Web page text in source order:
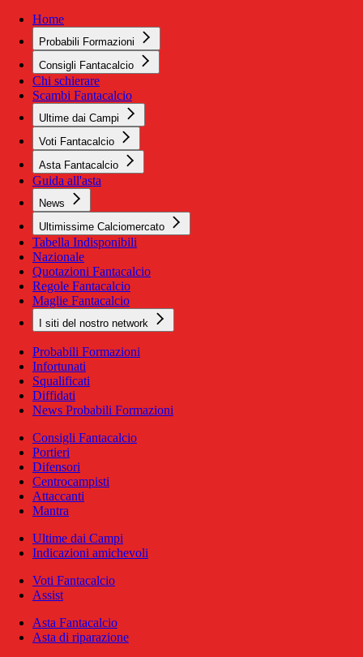
Home
Probabili Formazioni
Consigli Fantacalcio
Chi schierare
Scambi Fantacalcio
Ultime dai Campi
Voti Fantacalcio
Asta Fantacalcio
Guida all'asta
News
Ultimissime Calciomercato
Tabella Indisponibili
Nazionale
Quotazioni Fantacalcio
Regole Fantacalcio
Maglie Fantacalcio
I siti del nostro network
Probabili Formazioni
Infortunati
Squalificati
Diffidati
News Probabili Formazioni
Consigli Fantacalcio
Portieri
Difensori
Centrocampisti
Attaccanti
Mantra
Ultime dai Campi
Indicazioni amichevoli
Voti Fantacalcio
Assist
Asta Fantacalcio
Asta di riparazione